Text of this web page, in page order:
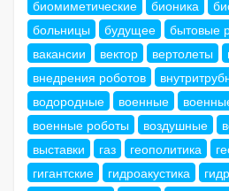
биомиметические
бионика
больницы
будущее бытовые
вакансии
вектор вертолеты
внедрения роботов
водородные
военные
военные роботы
воздушные
выставки
газ геополитика
гигантские
гидроакустика